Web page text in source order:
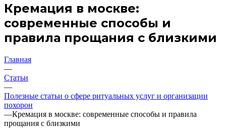
Кремация в москве:
современные способы и
правила прощания с близкими
Главная
—
Статьи
—
Полезные статьи о сфере ритуальных услуг и организации
похорон
—Кремация в москве: современные способы и правила
прощания с близкими